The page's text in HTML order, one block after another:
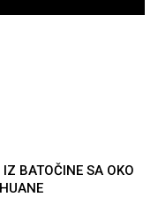
BATOČINE SA OKO